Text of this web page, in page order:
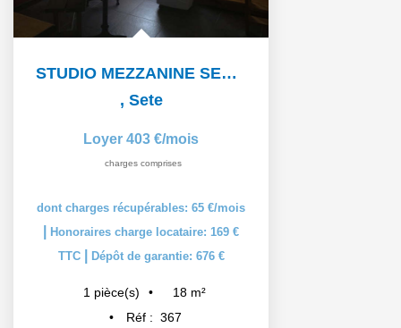
STUDIO MEZZANINE SETE - 1 pièce(s) - 19 m2
, Sete
Loyer 403 €/mois
charges comprises
dont charges récupérables: 65 €/mois
Honoraires charge locataire: 169 €
TTC
Dépôt de garantie: 676 €
1 pièce(s) 18 m²
Réf : 367